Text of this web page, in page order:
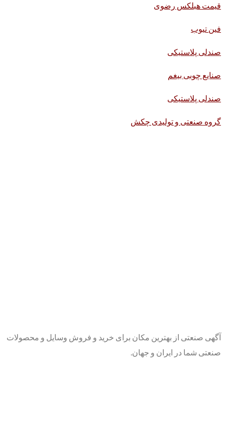
قیمت هبلکس رضوی
فین تیوب
صندلی پلاستیکی
صنایع چوبی بیغم
صندلی پلاستیکی
گروه صنعتی و تولیدی چکش
آگهی صنعتی از بهترین مکان برای خرید و فروش وسایل و محصولات
صنعتی شما در ایران و جهان.